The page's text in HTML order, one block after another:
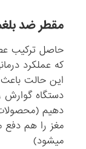
مقطر ضد
حاصل ترکیب
که عملکرد
این حالت
دستگاه گوارش
دهیم
مغز را هم
میشود)